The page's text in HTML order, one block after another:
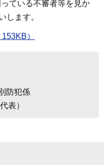
ている不審者等を見か
します。
）
防犯係
表）